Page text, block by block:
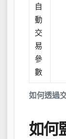
如何透過
自
動
交
易
參
數
如何